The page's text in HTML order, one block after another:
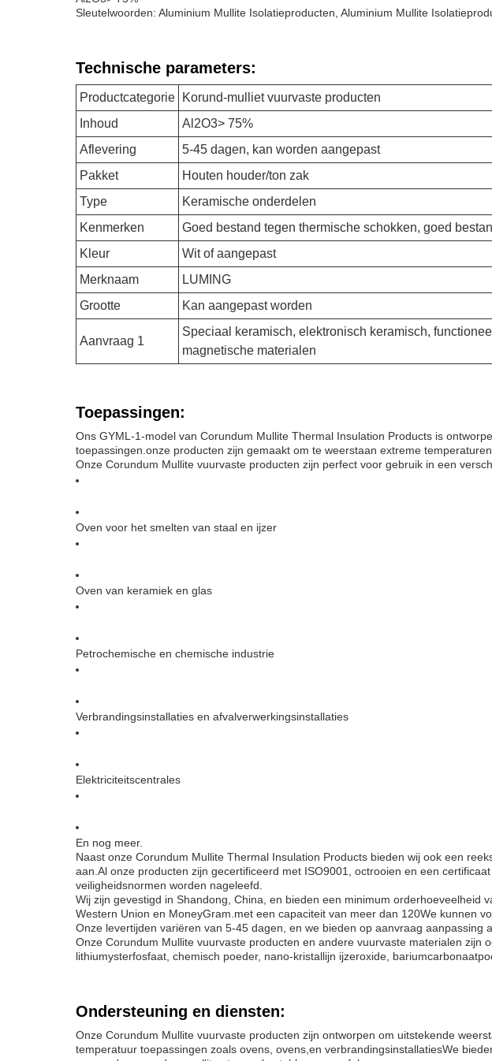
Sleutelwoorden: Aluminium Mullite Isolatieproducten, Aluminium Mullite
Technische parameters:
Productcategorie
Korund-mulliet vuurvaste producten
Inhoud
Al2O3> 75%
Aflevering
5-45 dagen, kan worden aangepast
Pakket
Houten houder/ton zak
Type
Keramische onderdelen
Kenmerken
Goed bestand tegen thermische schokken, goed
Kleur
Wit of aangepast
Merknaam
LUMING
Grootte
Kan aangepast worden
Aanvraag 1
Speciaal keramisch, elektronisch keramisch,
magnetische materialen
Toepassingen:
Ons GYML-1-model van Corundum Mullite Thermal Insulation Products is
toepassingen.onze producten zijn gemaakt om te weerstaan extreme
Onze Corundum Mullite vuurvaste producten zijn perfect voor gebruik in een
Oven voor het smelten van staal en ijzer
Oven van keramiek en glas
Petrochemische en chemische industrie
Verbrandingsinstallaties en afvalverwerkingsinstallaties
Elektriciteitscentrales
En nog meer.
Naast onze Corundum Mullite Thermal Insulation Products bieden wij ook een
aan.Al onze producten zijn gecertificeerd met ISO9001, octrooien en een
veiligheidsnormen worden nageleefd.
Wij zijn gevestigd in Shandong, China, en bieden een minimum orderhoeveelheid
Western Union en MoneyGram.met een capaciteit van meer dan 120We kunnen
Onze levertijden variëren van 5-45 dagen, en we bieden op aanvraag aanpassing
Onze Corundum Mullite vuurvaste producten en andere vuurvaste materialen
lithiumysterfosfaat, chemisch poeder, nano-kristallijn ijzeroxide,
Ondersteuning en diensten:
Onze Corundum Mullite vuurvaste producten zijn ontworpen om uitstekende
temperatuur toepassingen zoals ovens, ovens,en verbrandingsinstallatiesWe